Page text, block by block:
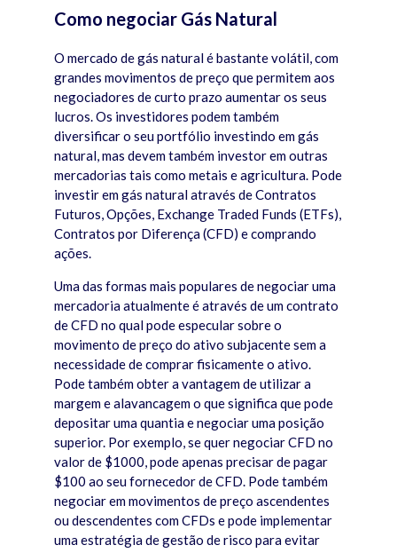
Como negociar Gás Natural
O mercado de gás natural é bastante volátil, com
grandes movimentos de preço que permitem aos
negociadores de curto prazo aumentar os seus
lucros. Os investidores podem também
diversificar o seu portfólio investindo em gás
natural, mas devem também investor em outras
mercadorias tais como metais e agricultura. Pode
investir em gás natural através de Contratos
Futuros, Opções, Exchange Traded Funds (ETFs),
Contratos por Diferença (CFD) e comprando
ações.
Uma das formas mais populares de negociar uma
mercadoria atualmente é através de um contrato
de CFD no qual pode especular sobre o
movimento de preço do ativo subjacente sem a
necessidade de comprar fisicamente o ativo.
Pode também obter a vantagem de utilizar a
margem e alavancagem o que significa que pode
depositar uma quantia e negociar uma posição
superior. Por exemplo, se quer negociar CFD no
valor de $1000, pode apenas precisar de pagar
$100 ao seu fornecedor de CFD. Pode também
negociar em movimentos de preço ascendentes
ou descendentes com CFDs e pode implementar
uma estratégia de gestão de risco para evitar